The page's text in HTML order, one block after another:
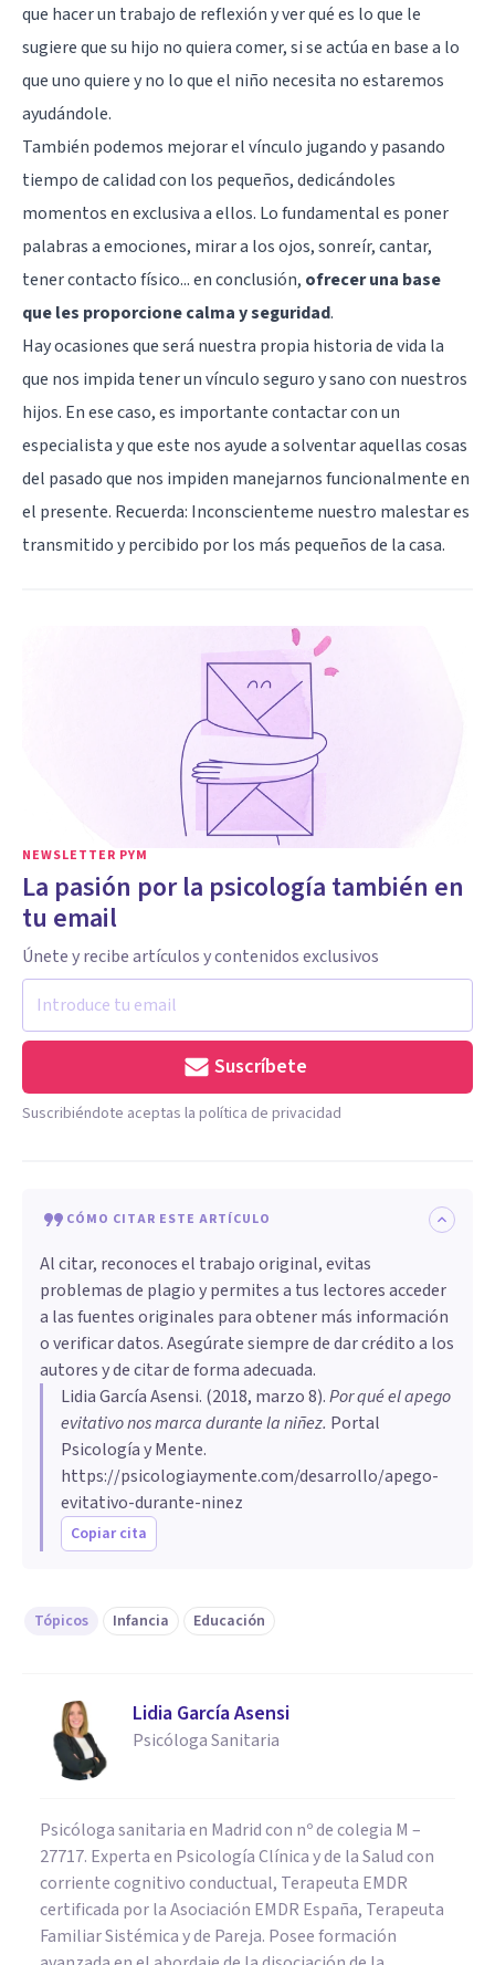
que hacer un trabajo de reflexión y ver qué es lo que le
sugiere que su hijo no quiera comer, si se actúa en base a lo
que uno quiere y no lo que el niño necesita no estaremos
ayudándole.
También podemos mejorar el vínculo jugando y pasando
tiempo de calidad con los pequeños, dedicándoles
momentos en exclusiva a ellos. Lo fundamental es poner
palabras a emociones, mirar a los ojos, sonreír, cantar,
tener contacto físico... en conclusión, ofrecer una base
que les proporcione calma y seguridad.
Hay ocasiones que será nuestra propia historia de vida la
que nos impida tener un vínculo seguro y sano con nuestros
hijos. En ese caso, es importante contactar con un
especialista y que este nos ayude a solventar aquellas cosas
del pasado que nos impiden manejarnos funcionalmente en
el presente. Recuerda: Inconscienteme nuestro malestar es
transmitido y percibido por los más pequeños de la casa.
NEWSLETTER PYM
La pasión por la psicología también en
tu email
Únete y recibe artículos y contenidos exclusivos
Suscríbete
Suscribiéndote aceptas la política de privacidad
CÓMO CITAR ESTE ARTÍCULO
Al citar, reconoces el trabajo original, evitas
problemas de plagio y permites a tus lectores acceder
a las fuentes originales para obtener más información
o verificar datos. Asegúrate siempre de dar crédito a los
autores y de citar de forma adecuada.
Lidia García Asensi. (2018, marzo 8).Por qué el apego
evitativo nos marca durante la niñez. Portal
Psicología y Mente.
https://psicologiaymente.com/desarrollo/apego-
evitativo-durante-ninez
Copiar cita
Tópicos Infancia Educación
Lidia García Asensi
Psicóloga Sanitaria
Psicóloga sanitaria en Madrid con nº de colegia M –
27717. Experta en Psicología Clínica y de la Salud con
corriente cognitivo conductual, Terapeuta EMDR
certificada por la Asociación EMDR España, Terapeuta
Familiar Sistémica y de Pareja. Posee formación